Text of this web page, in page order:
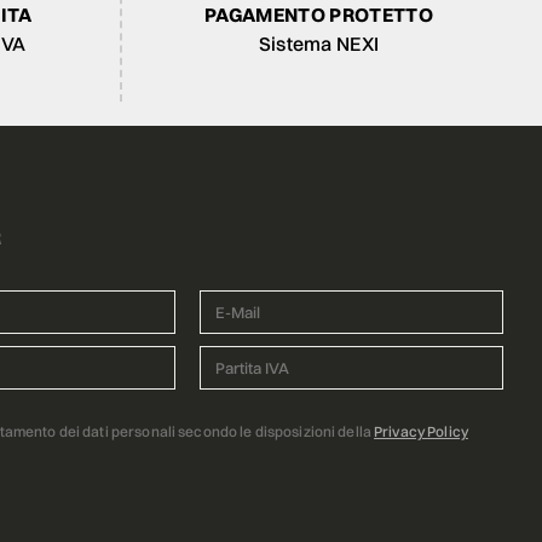
PAGAMENTO PROTETTO
Sistema NEXI
dei dati personali secondo le disposizioni della Privacy Policy